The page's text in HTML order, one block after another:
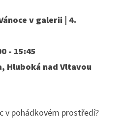
v galerii | 4.
- 15:45
Hluboká nad Vltavou
v pohádkovém prostředí?